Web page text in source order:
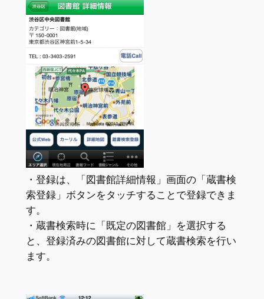
・登録は、「図書館詳細情報」画面の「蔵書検
索登録」ボタンをタッチすることで登録できま
す。
・蔵書検索時に「既定の図書館」を選択する
と、登録済みの図書館に対して蔵書検索を行い
ます。